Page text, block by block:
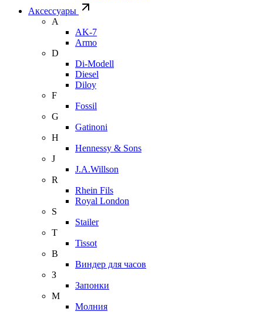
Аксессуары
A
AK-7
Armo
D
Di-Modell
Diesel
Diloy
F
Fossil
G
Gatinoni
H
Hennessy & Sons
J
J.A.Willson
R
Rhein Fils
Royal London
S
Stailer
T
Tissot
В
Виндер для часов
З
Запонки
М
Молния